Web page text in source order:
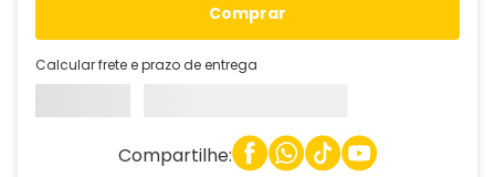
comprar
Calcular frete e prazo de entrega
Compartilhe: